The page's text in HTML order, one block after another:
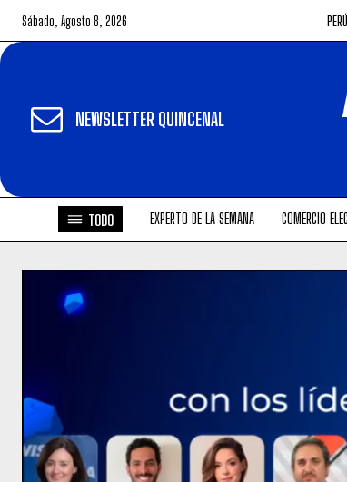
Sábado, Agosto 8, 2026 PERÚ
NEWSLETTER QUINCENAL
TODO EXPERTO DE LA SEMANA COMERCIO